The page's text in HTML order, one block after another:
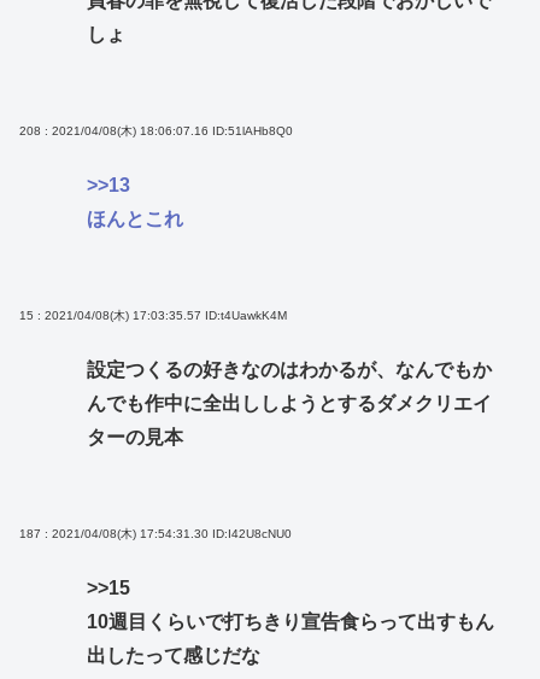
しょ
208 : 2021/04/08(木) 18:06:07.16 ID:51lAHb8Q0
>>13
ほんとこれ
15 : 2021/04/08(木) 17:03:35.57 ID:t4UawkK4M
設定つくるの好きなのはわかるが、なんでもか
んでも作中に全出ししようとするダメクリエイ
ターの見本
187 : 2021/04/08(木) 17:54:31.30 ID:I42U8cNU0
>>15
10週目くらいで打ちきり宣告食らって出すもん
出したって感じだな